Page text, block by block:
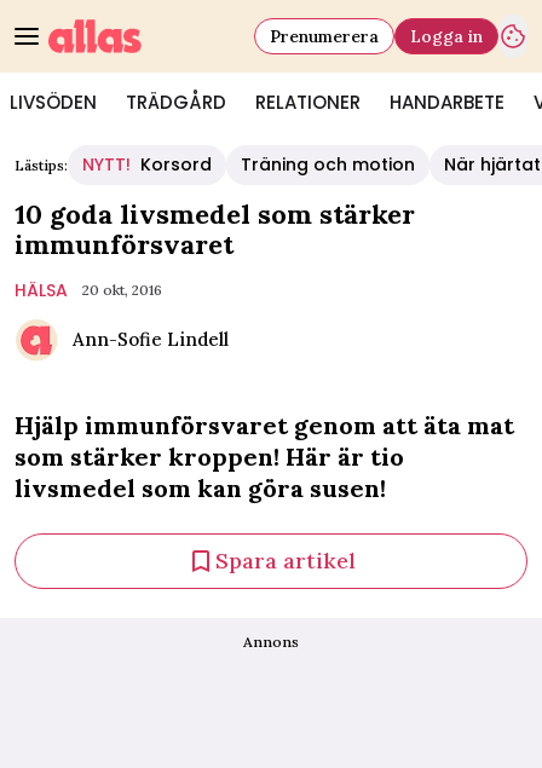
LIVSÖDEN TRÄDGÅRD RELATIONER HANDARBETE
Prenumerera Logga in
Lästips: NYTT! Korsord Träning och motion När
10 goda livsmedel som stärker
immunförsvaret
HÄLSA 20 okt, 2016
Ann-Sofie Lindell
Hjälp immunförsvaret genom att äta mat
som stärker kroppen! Här är tio
livsmedel som kan göra susen!
Spara artikel
Annons